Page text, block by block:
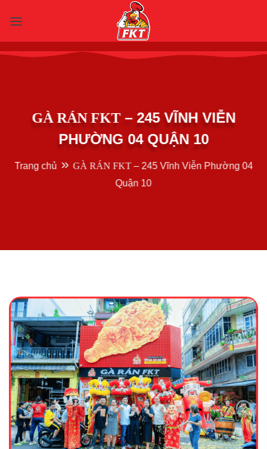
đến
dung
GÀ RÁNFKT– 245 VĨNH VIỄN
PHƯỜNG 04 QUẬN 10
Trang chủ » GÀ RÁN FKT– 245 Vĩnh Viễn Phường 04
Quận 10